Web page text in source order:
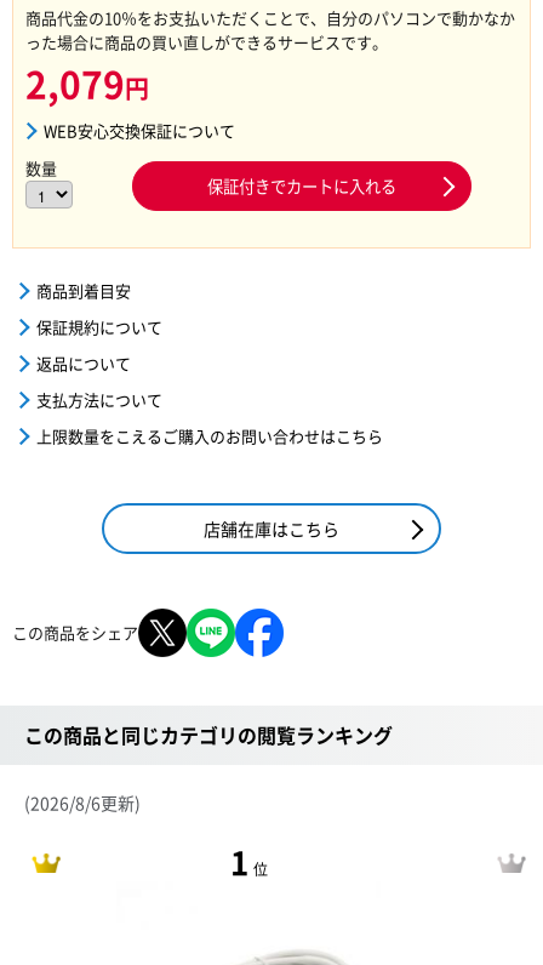
商品代金の10％をお支払いただくことで、自分のパソコンで動かなか
った場合に商品の買い直しができるサービスです。
2,079円
WEB安心交換保証について
数量
保証付きでカートに入れる
商品到着目安
保証規約について
返品について
支払方法について
上限数量をこえるご購入のお問い合わせはこちら
店舗在庫はこちら
この商品をシェア
この商品と同じカテゴリの閲覧ランキング
(2026/8/6更新)
1 位